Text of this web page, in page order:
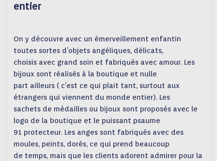
entier
On y découvre avec un émerveillement enfantin
toutes sortes d’objets angéliques, délicats,
choisis avec grand soin et fabriqués avec amour. Les
bijoux sont réalisés à la boutique et nulle
part ailleurs ( c’est ce qui plait tant, surtout aux
étrangers qui viennent du monde entier). Les
sachets de médailles ou bijoux sont proposés avec le
logo de la boutique et le puissant psaume
91 protecteur. Les anges sont fabriqués avec des
moules, peints, dorés, ce qui prend beaucoup
de temps, mais que les clients adorent admirer pour la